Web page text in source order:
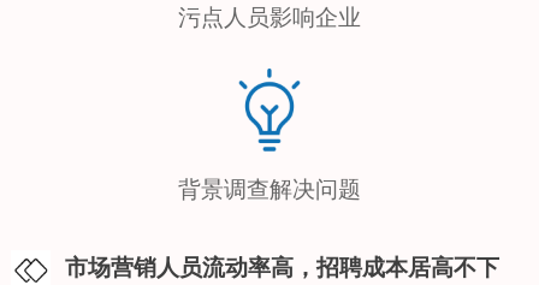
污点人员影响企业
背景调查解决问题
市场营销人员流动率高，招聘成本居高不下